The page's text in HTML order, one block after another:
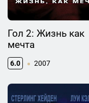
Гол 2: Жизнь как
мечта
6.0 2007